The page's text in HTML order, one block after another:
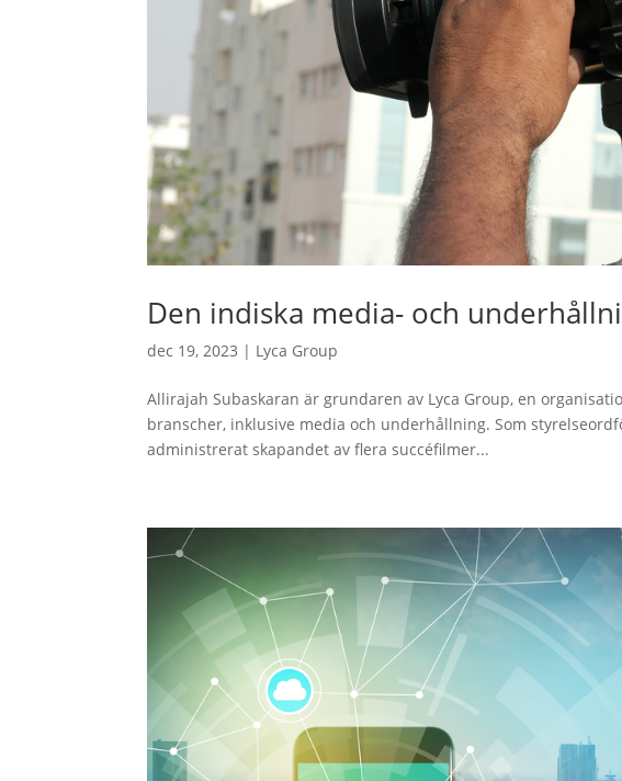
Den indiska media- och
dec 19, 2023 | Lyca Group
Allirajah Subaskaran är grundaren av Lyca Group, en
branscher, inklusive media och underhållning. Som
administrerat skapandet av flera succéfilmer...